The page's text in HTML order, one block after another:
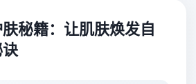
秘籍：让肌肤焕发自